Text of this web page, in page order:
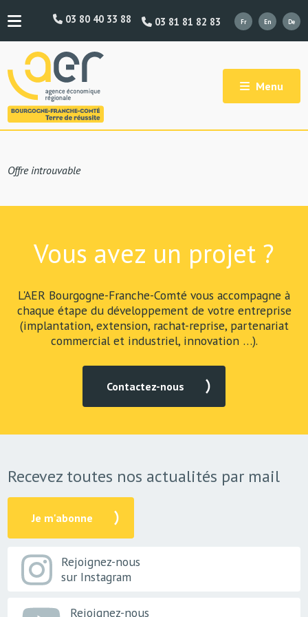
03 81 81 82 83
03 80 40 33 88
Menu
Offre introuvable
Vous avez un projet ?
L'AER Bourgogne-Franche-Comté vous accompagne à
chaque étape du développement de votre entreprise
(implantation, extension, rachat-reprise, partenariat
commercial et industriel, innovation …).
Contactez-nous
Recevez toutes nos actualités par mail
Je m'abonne
Rejoignez-nous
sur Instagram
Rejoignez-nous